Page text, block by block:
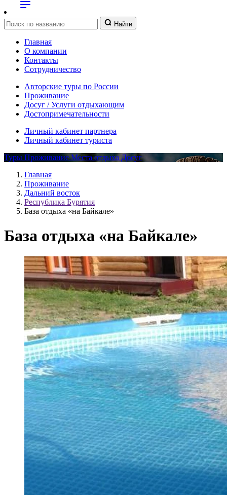
Найти
Главная
О компании
Контакты
Сотрудничество
Авторские туры по России
Проживание
Досуг / Услуги отдыхающим
Достопримечательности
Личный кабинет партнера
Личный кабинет туриста
Туры ПроживаниеМеста отдыха Досуг
Главная
Проживание
Дальний восток
Республика Бурятия
База отдыха «на Байкале»
База отдыха «на Байкале»